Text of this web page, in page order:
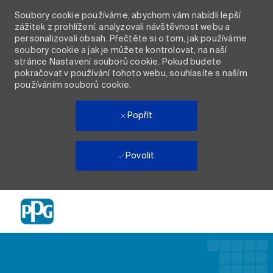
Soubory cookie používáme, abychom vám nabídli lepší
zážitek z prohlížení, analyzovali návštěvnost webu a
personalizovali obsah. Přečtěte si o tom, jak používáme
soubory cookie a jak je můžete kontrolovat, na naší
stránce Nastavení souborů cookie. Pokud budete
pokračovat v používání tohoto webu, souhlasíte s naším
používáním souborů cookie.
Popřít
Povolit